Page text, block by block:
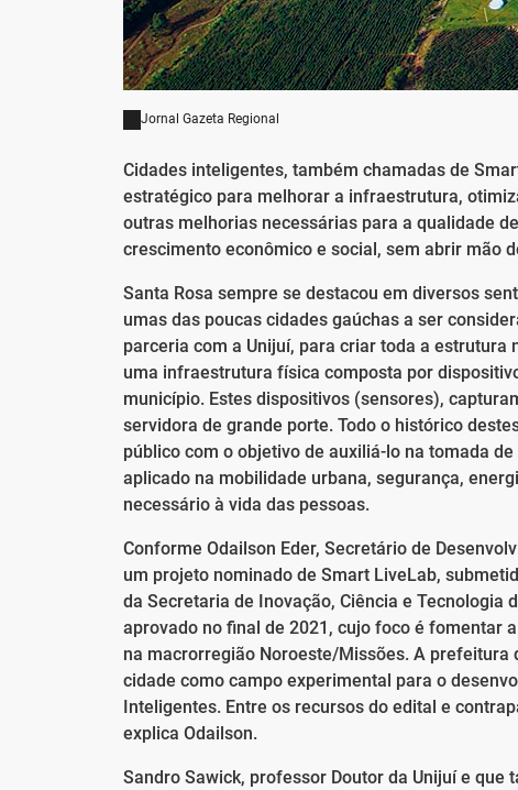
Jornal Gazeta Regional
Cidades inteligentes, também chamadas de
estratégico para melhorar a infraestrutura,
outras melhorias necessárias para a qualidade
crescimento econômico e social, sem abrir mão
Santa Rosa sempre se destacou em diversos
umas das poucas cidades gaúchas a ser
parceria com a Unijuí, para criar toda a estrutura
uma infraestrutura física composta por
município. Estes dispositivos (sensores),
servidora de grande porte. Todo o histórico
público com o objetivo de auxiliá-lo na tomada
aplicado na mobilidade urbana, segurança,
necessário à vida das pessoas.
Conforme Odailson Eder, Secretário de
um projeto nominado de Smart LiveLab,
da Secretaria de Inovação, Ciência e Tecnologia
aprovado no final de 2021, cujo foco é fomentar
na macrorregião Noroeste/Missões. A prefeitura
cidade como campo experimental para o
Inteligentes. Entre os recursos do edital e
explica Odailson.
Sandro Sawick, professor Doutor da Unijuí e